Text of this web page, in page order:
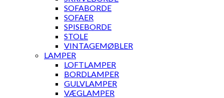
SOFABORDE
SOFAER
SPISEBORDE
STOLE
VINTAGEMØBLER
LAMPER
LOFTLAMPER
BORDLAMPER
GULVLAMPER
VÆGLAMPER